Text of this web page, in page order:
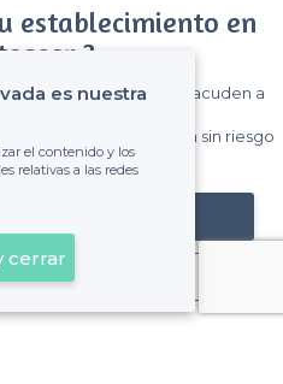
establecimiento en
?
millón de visitantes que acuden a
pagas una cantidad fija sin riesgo
factura.
cliente
es nuestra
el contenido y los
relativas a las redes
cerrar